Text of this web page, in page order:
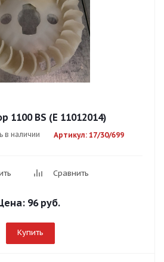
1100 BS (Е 11012014)
в наличии Артикул: 17/30/699
Сравнить
96 руб.
Купить